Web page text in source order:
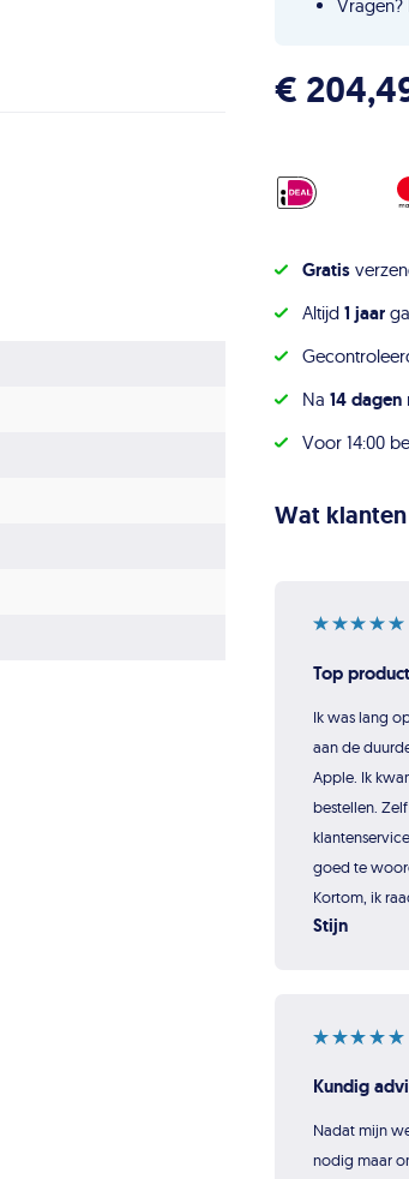
Vragen?
€
Gratis
Altijd 1 jaar
Na 14 dagen
Voor 14:00
Wat klanten
Top
Ik was lang
aan de
Apple. Ik
bestellen.
goed te
Kortom, ik
Stijn
Kundig
Nadat mijn
nodig maar